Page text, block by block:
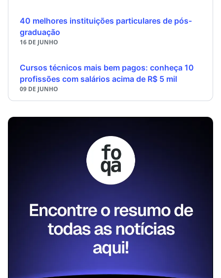
40 melhores instituições particulares de pós-
graduação
16 DE JUNHO
Cursos técnicos mais bem pagos: conheça 10
profissões com salários acima de R$ 5 mil
09 DE JUNHO